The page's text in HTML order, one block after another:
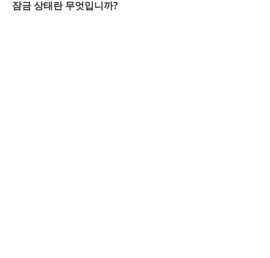
잠금 상태란 무엇입니까?